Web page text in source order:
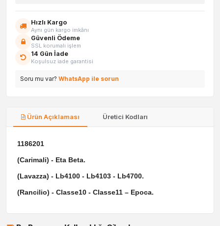
Hızlı Kargo
Aynı gün kargo imkânı
Güvenli Ödeme
SSL korumalı işlem
14 Gün İade
Koşulsuz iade garantisi
Soru mu var? WhatsApp ile sorun
Ürün Açıklaması Üretici Kodları
1186201
(Carimali) - Eta Beta.
(Lavazza) - Lb4100 - Lb4103 - Lb4700.
(Rancilio) - Classe10 - Classe11 – Epoca.